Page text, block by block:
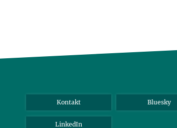
Kontakt Bluesky
LinkedIn